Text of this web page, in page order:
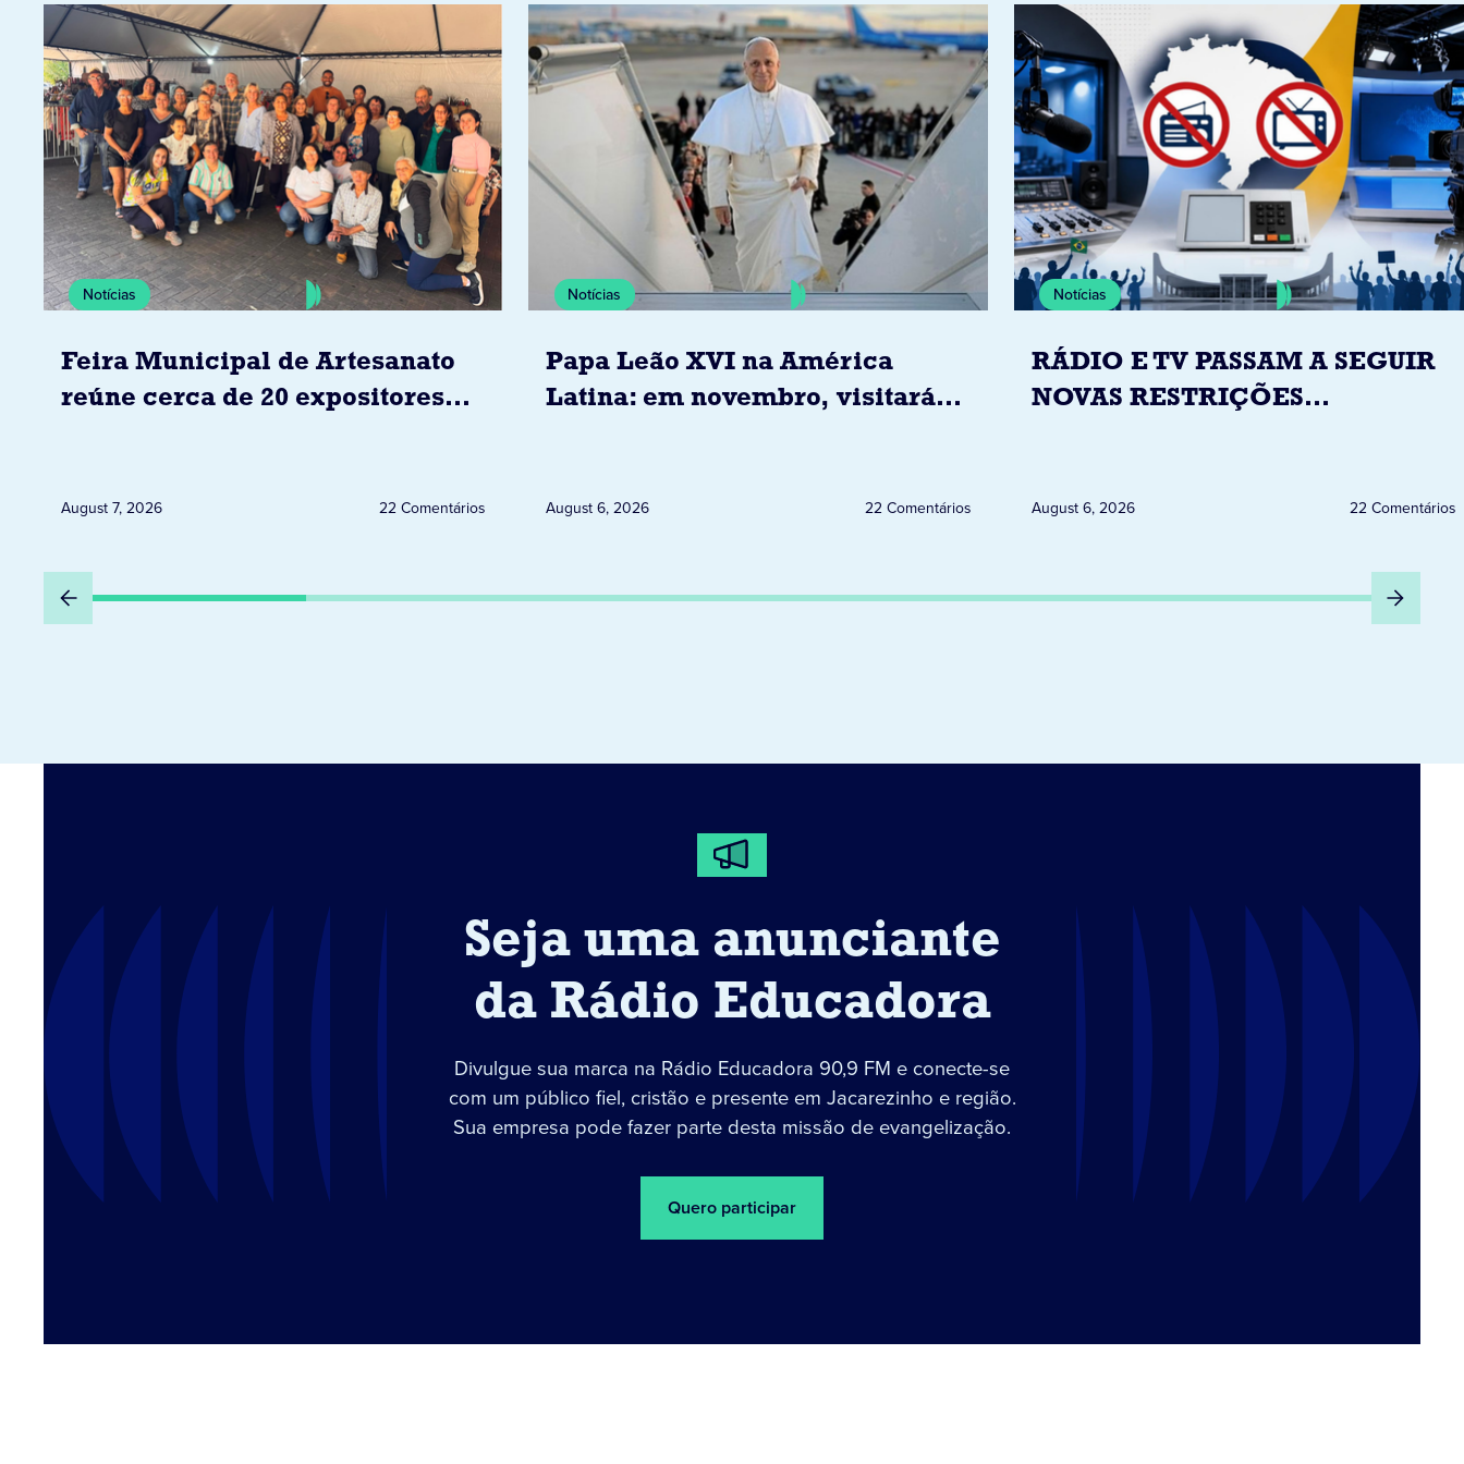
Notícias
Feira Municipal de Artesanato
reúne cerca de 20 expositores
August 7, 2026 22 Comentários
Notícias
Papa Leão XVI na América
Latina: em novembro, visitará
August 6, 2026 22 Comentários
Notícias
RÁDIO E TV PASSAM A SEGUIR
NOVAS RESTRIÇÕES
August 6, 2026 22 Comentários
Seja uma anunciante
da Rádio Educadora
Divulgue sua marca na Rádio Educadora 90,9 FM e conecte-se
com um público fiel, cristão e presente em Jacarezinho e região.
Sua empresa pode fazer parte desta missão de evangelização.
Quero participar